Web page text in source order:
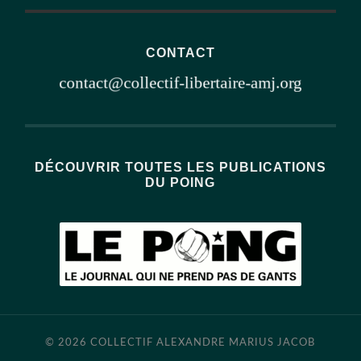
CONTACT
DÉCOUVRIR TOUTES LES PUBLICATIONS
DU POING
© 2026COLLECTIF ALEXANDRE MARIUS JACOB